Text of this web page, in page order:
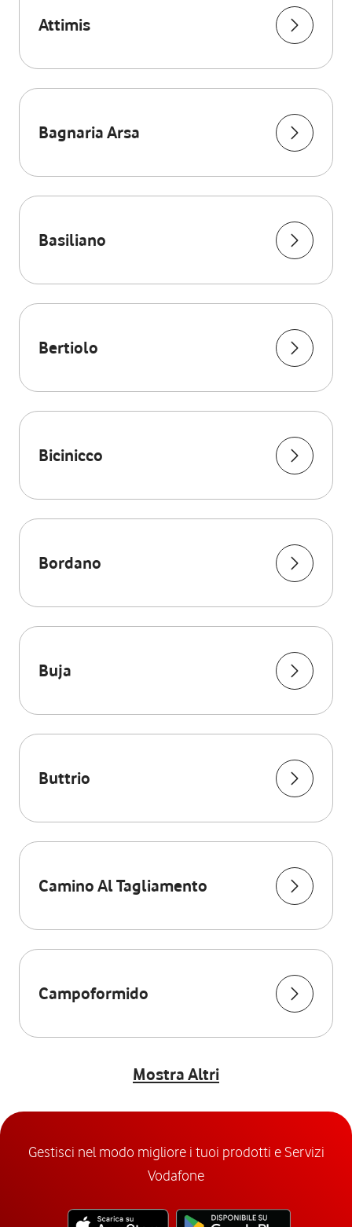
Attimis
Bagnaria Arsa
Basiliano
Bertiolo
Bicinicco
Bordano
Buja
Buttrio
Camino Al Tagliamento
Campoformido
Mostra Altri
Gestisci nel modo migliore i tuoi prodotti e Servizi
Vodafone